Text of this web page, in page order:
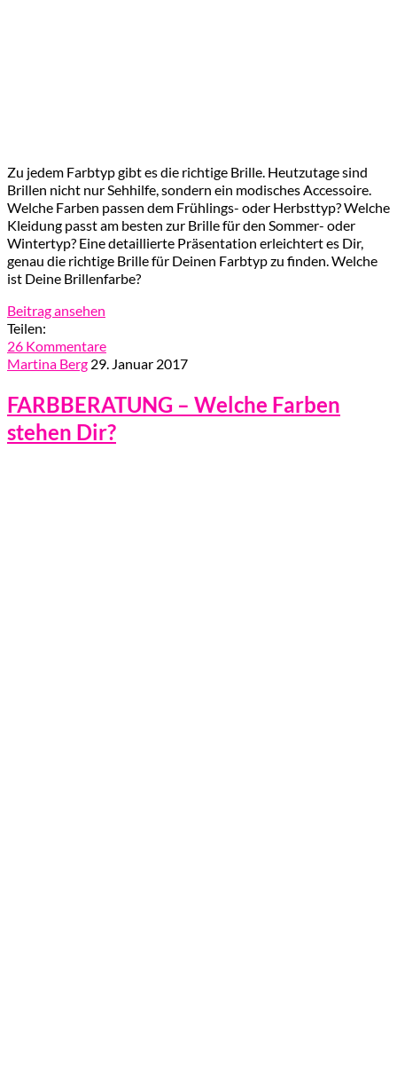
Zu jedem Farbtyp gibt es die richtige Brille. Heutzutage sind
Brillen nicht nur Sehhilfe, sondern ein modisches Accessoire.
Welche Farben passen dem Frühlings- oder Herbsttyp? Welche
Kleidung passt am besten zur Brille für den Sommer- oder
Wintertyp? Eine detaillierte Präsentation erleichtert es Dir,
genau die richtige Brille für Deinen Farbtyp zu finden. Welche
ist Deine Brillenfarbe?
Beitrag ansehen
Teilen:
26 Kommentare
Martina Berg 29. Januar 2017
FARBBERATUNG – Welche Farben
stehen Dir?